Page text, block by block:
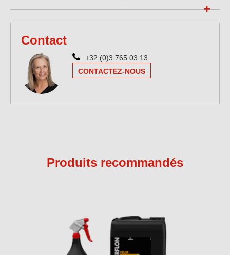
Contact
+32 (0)3 765 03 13
CONTACTEZ-NOUS
Produits recommandés